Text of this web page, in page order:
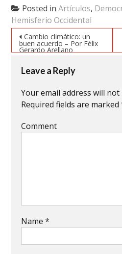
(Opens
in
new
window)
(Opens
in
new
window)
(Opens
in
new
window)
Posted in Artículos,
Hemisferio Occidental
Post navigation
Cambio climático: un
buen acuerdo – Por Félix
Gerardo Arellano
Leave a Reply
Your email address will not
Required fields are marked
Comment
Name *